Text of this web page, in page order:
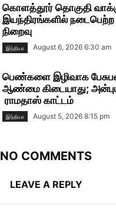
கொளத்தூர் தொகுதி
இயந்திரங்களில்
நிறைவு
இந்தியா August 6, 2026 6:30 am
பெண்களை இழிவாக
ஆண்மை கிடையாது;
ராமதாஸ் காட்டம்
இந்தியா August 5, 2026 8:15 pm
NO COMMENTS
LEAVE A REPLY